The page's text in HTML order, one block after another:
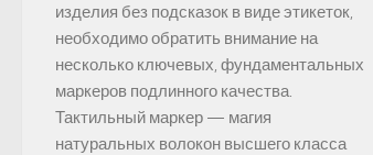
изделия без подсказок в виде этикеток,
необходимо обратить внимание на
несколько ключевых, фундаментальных
маркеров подлинного качества.
Тактильный маркер — магия
натуральных волокон высшего класса